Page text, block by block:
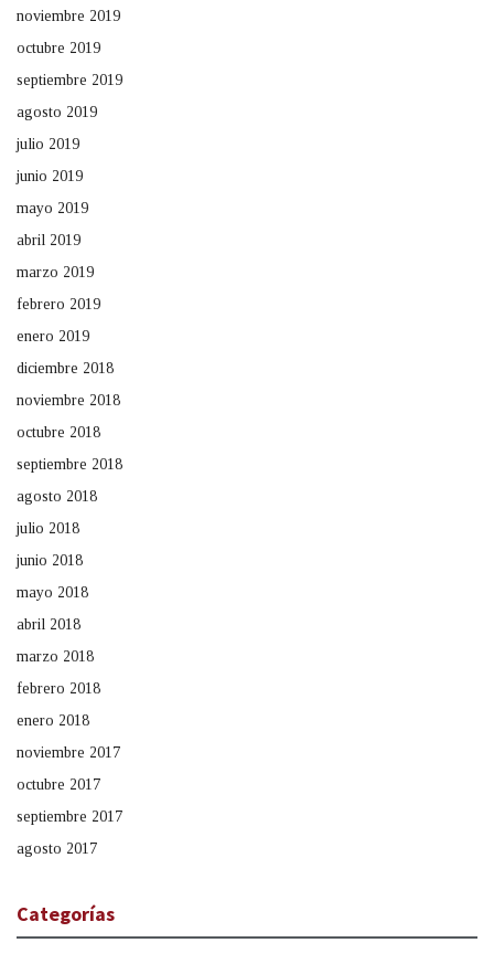
noviembre 2019
octubre 2019
septiembre 2019
agosto 2019
julio 2019
junio 2019
mayo 2019
abril 2019
marzo 2019
febrero 2019
enero 2019
diciembre 2018
noviembre 2018
octubre 2018
septiembre 2018
agosto 2018
julio 2018
junio 2018
mayo 2018
abril 2018
marzo 2018
febrero 2018
enero 2018
noviembre 2017
octubre 2017
septiembre 2017
agosto 2017
Categorías